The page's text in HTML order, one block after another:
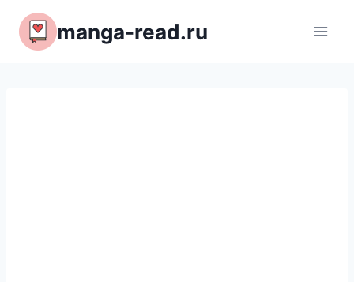
Перейти
содержимому
manga-read.ru